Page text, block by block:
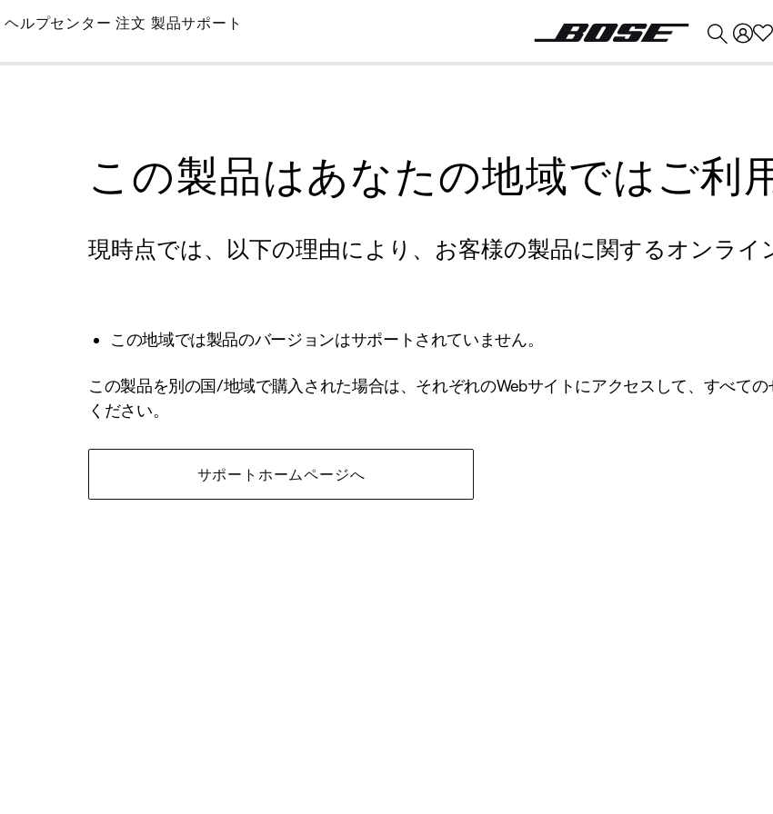
Skip
Main
ヘルプセンター 注文 製品サポート
この製品はあなたの地域ではご利
現時点では、以下の理由により、お客様の製品に関するオンライ
この地域では製品のバージョンはサポートされていません。
この製品を別の国/地域で購入された場合は、それぞれのWebサイトにアクセスして、すべて
ください。
サポートホームページへ